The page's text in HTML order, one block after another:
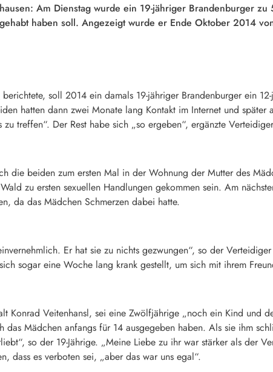
Am Dienstag wurde ein 19-jähriger Brandenburger
haben soll. Angezeigt wurde er Ende Oktober 2014
berichtete, soll 2014 ein damals 19-jähriger Brandenburger ein
hatten dann zwei Monate lang Kontakt im Internet und
zu treffen“. Der Rest habe sich „so ergeben“, ergänzte
die beiden zum ersten Mal in der Wohnung der Mutter des
zu ersten sexuellen Handlungen gekommen sein. Am
da das Mädchen Schmerzen dabei hatte.
Er hat sie zu nichts gezwungen“, so der
sogar eine Woche lang krank gestellt, um sich mit ihrem
Konrad Veitenhansl, sei eine Zwölfjährige „noch ein Kind und
das Mädchen anfangs für 14 ausgegeben haben. Als sie ihm
so der 19-Jährige. „Meine Liebe zu ihr war stärker als der
dass es verboten sei, „aber das war uns egal“.